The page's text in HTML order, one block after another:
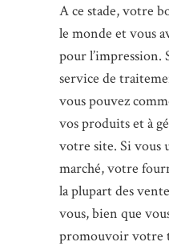
A ce stade, votre
le monde et vous
pour l’impression.
service de
vous pouvez
vos produits et à
votre site. Si vous
marché, votre
la plupart des
vous, bien que
promouvoir votre